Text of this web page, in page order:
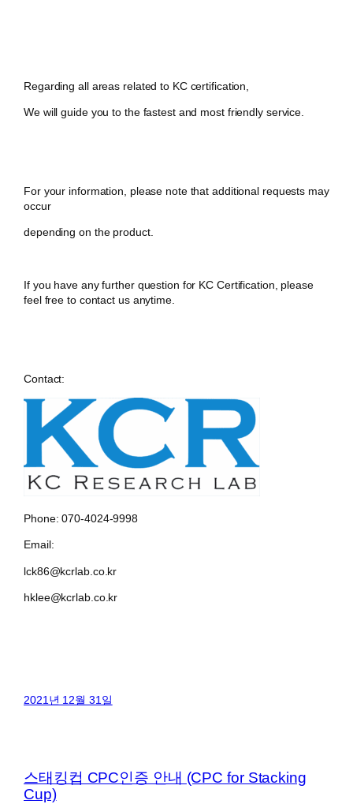
Regarding all areas related to KC certification,
We will guide you to the fastest and most friendly service.
For your information, please note that additional requests may
occur
depending on the product.
If you have any further question for KC Certification, please
feel free to contact us anytime.
Contact:
Phone: 070-4024-9998
Email:
lck86@kcrlab.co.kr
hklee@kcrlab.co.kr
2021년 12월 31일
스태킹컵 CPC인증 안내 (CPC for Stacking
Cup)